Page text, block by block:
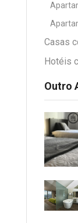
Casas
Hotéis
Outro